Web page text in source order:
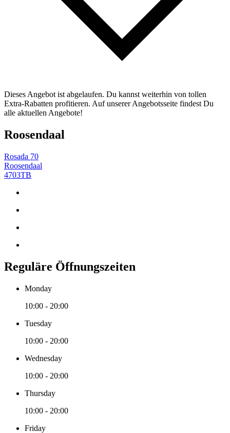
Dieses Angebot ist abgelaufen. Du kannst weiterhin von tollen
Extra-Rabatten profitieren. Auf unserer Angebotsseite findest Du
alle aktuellen Angebote!
Roosendaal
Rosada 70
Roosendaal
4703TB
Reguläre Öffnungszeiten
Monday
10:00 - 20:00
Tuesday
10:00 - 20:00
Wednesday
10:00 - 20:00
Thursday
10:00 - 20:00
Friday